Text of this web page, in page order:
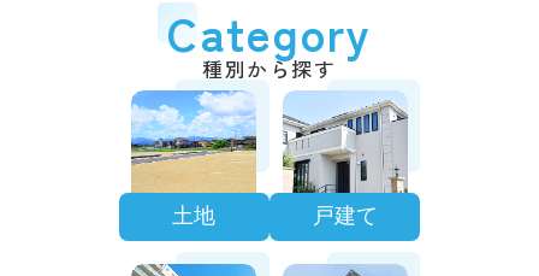
Category
種別から探す
土地 戸建て